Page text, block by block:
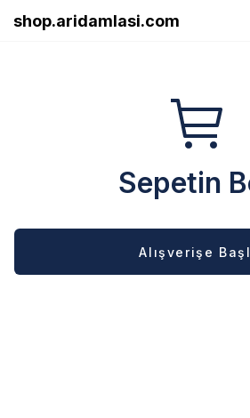
shop.aridamlasi.com
Sepetin
Alışverişe